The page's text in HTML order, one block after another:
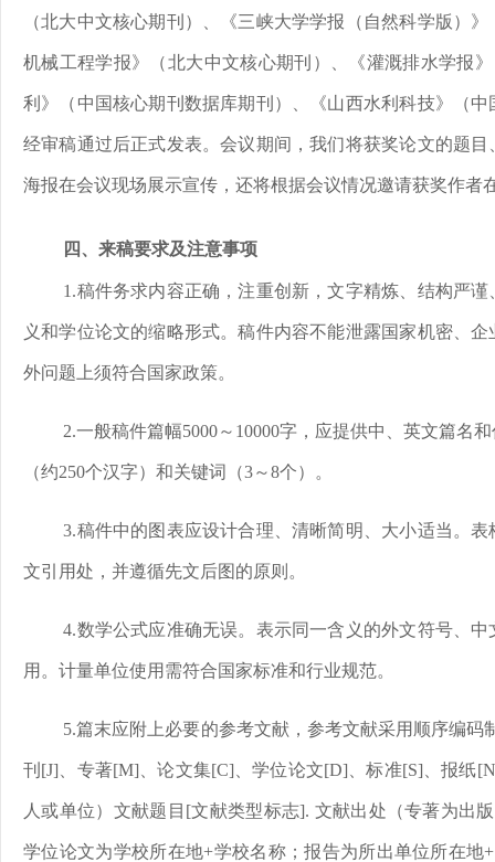
（北大中文核心期刊）、《三峡大学学报（自然科学版）》
机械工程学报》（北大中文核心期刊）、《灌溉排水学报
利》（中国核心期刊数据库期刊）、《山西水利科技》（
经审稿通过后正式发表。会议期间，我们将获奖论文的题
海报在会议现场展示宣传，还将根据会议情况邀请获奖作者
四、来稿要求及注意事项
1.稿件务求内容正确，注重创新，文字精炼、结构严
义和学位论文的缩略形式。稿件内容不能泄露国家机密、
外问题上须符合国家政策。
2.一般稿件篇幅5000～10000字，应提供中、英文篇名
（约250个汉字）和关键词（3～8个）。
3.稿件中的图表应设计合理、清晰简明、大小适当。
文引用处，并遵循先文后图的原则。
4.数学公式应准确无误。表示同一含义的外文符号、
用。计量单位使用需符合国家标准和行业规范。
5.篇末应附上必要的参考文献，参考文献采用顺序编
刊[J]、专著[M]、论文集[C]、学位论文[D]、标准[S]、报纸
人或单位）文献题目[文献类型标志]. 文献出处（专著为出
学位论文为学校所在地+学校名称；报告为所出单位所在地